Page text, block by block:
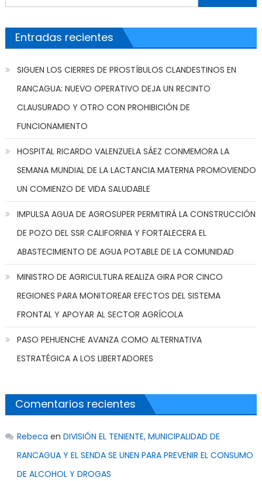
Entradas recientes
SIGUEN LOS CIERRES DE PROSTÍBULOS CLANDESTINOS EN
RANCAGUA: NUEVO OPERATIVO DEJA UN RECINTO
CLAUSURADO Y OTRO CON PROHIBICIÓN DE
FUNCIONAMIENTO
HOSPITAL RICARDO VALENZUELA SÁEZ CONMEMORA LA
SEMANA MUNDIAL DE LA LACTANCIA MATERNA PROMOVIENDO
UN COMIENZO DE VIDA SALUDABLE
IMPULSA AGUA DE AGROSUPER PERMITIRÁ LA CONSTRUCCIÓN
DE POZO DEL SSR CALIFORNIA Y FORTALECERA EL
ABASTECIMIENTO DE AGUA POTABLE DE LA COMUNIDAD
MINISTRO DE AGRICULTURA REALIZA GIRA POR CINCO
REGIONES PARA MONITOREAR EFECTOS DEL SISTEMA
FRONTAL Y APOYAR AL SECTOR AGRÍCOLA
PASO PEHUENCHE AVANZA COMO ALTERNATIVA
ESTRATÉGICA A LOS LIBERTADORES
Comentarios recientes
Rebeca en DIVISIÓN EL TENIENTE, MUNICIPALIDAD DE
RANCAGUA Y EL SENDA SE UNEN PARA PREVENIR EL CONSUMO
DE ALCOHOL Y DROGAS